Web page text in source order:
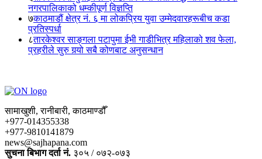
नगरपालिकाको धम्कीपूर्ण विज्ञप्ति
७काठमाडौं क्षेत्र नं. ६ मा लोकप्रिय युवा उम्मेदवारहरूबीच कडा
प्रतिस्पर्धा
८तारकेश्वर साङ्गला पटापुमा ईभी गाडीभित्र महिलाको शव फेला,
प्रहरीले सुरु गर्‍यो सबै कोणबाट अनुसन्धान
सामाखुशी, रानीबारी, काठमाण्डौँ
+977-014355338
+977-9810141879
news@sajhapana.com
सुचना बिभाग दर्ता नं. ३०५ / ०७२-०७३